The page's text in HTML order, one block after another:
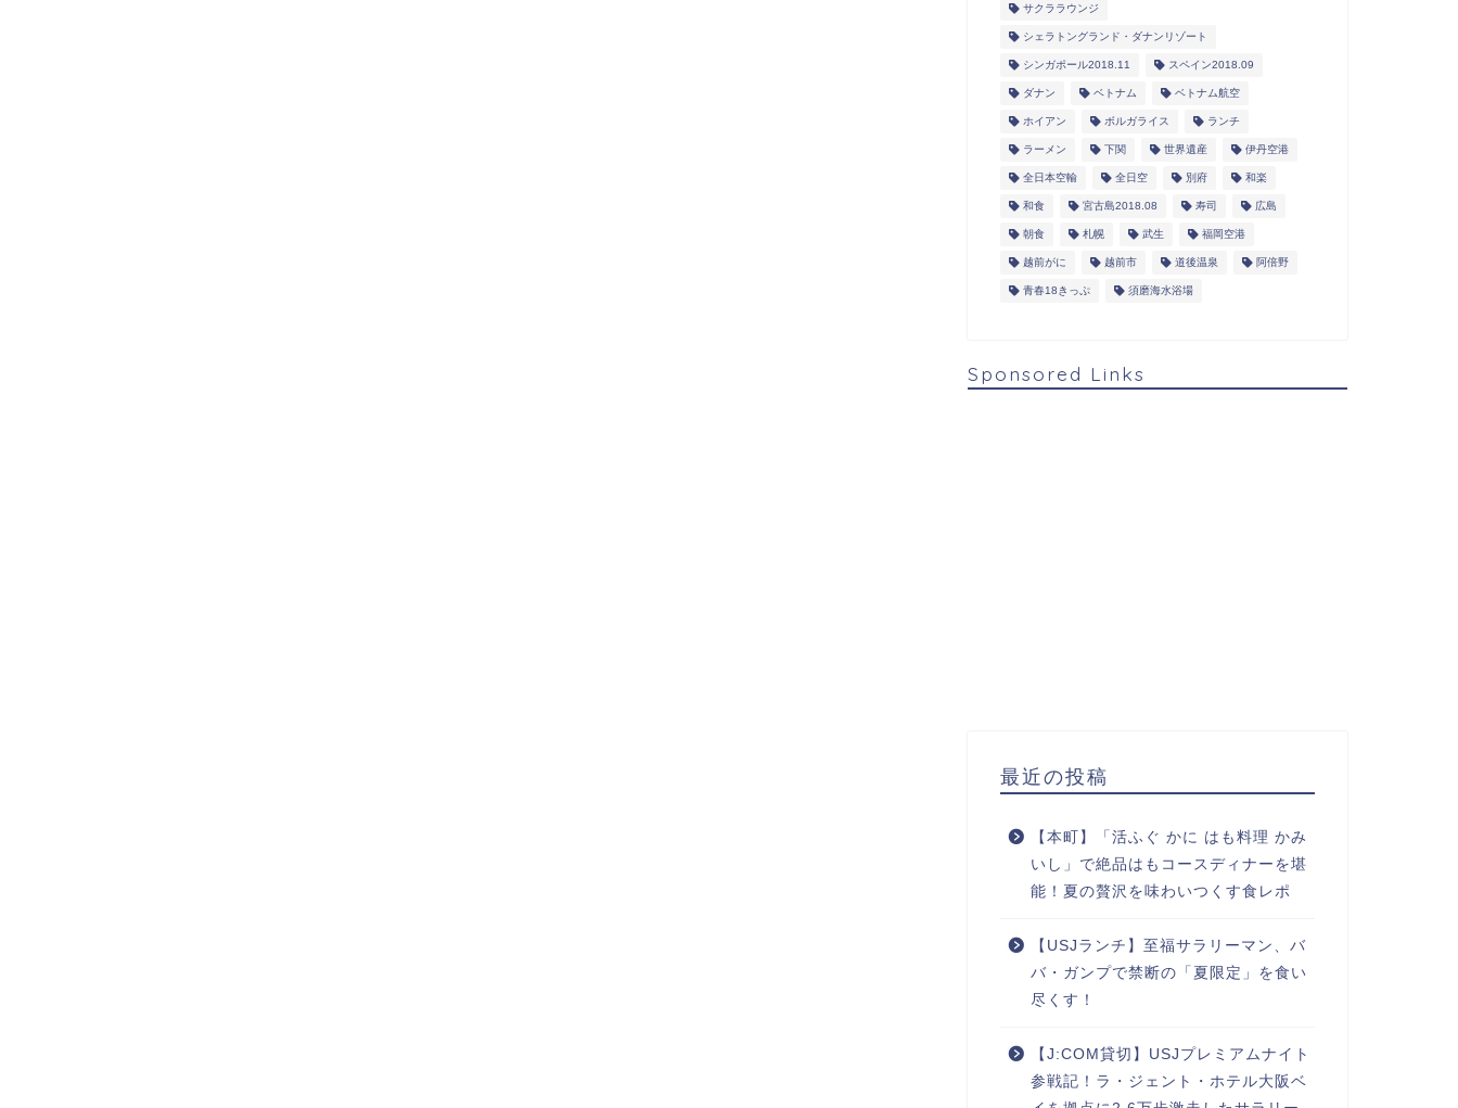
サクララウンジ
シェラトングランド・ダナンリゾート
シンガポール2018.11 スペイン2018.09
ダナン ベトナム ベトナム航空
ホイアン ボルガライス ランチ
ラーメン 下関 世界遺産 伊丹空港
全日本空輸 全日空 別府 和楽
和食 宮古島2018.08 寿司 広島
朝食 札幌 武生 福岡空港
越前がに 越前市 道後温泉 阿倍野
青春18きっぷ 須磨海水浴場
Sponsored Links
最近の投稿
【本町】「活ふぐ かに はも料理 かみ
いし」で絶品はもコースディナーを堪
能！夏の贅沢を味わいつくす食レポ
【USJランチ】至福サラリーマン、バ
バ・ガンプで禁断の「夏限定」を食い
尽くす！
【J:COM貸切】USJプレミアムナイト
参戦記！ラ・ジェント・ホテル大阪ベ